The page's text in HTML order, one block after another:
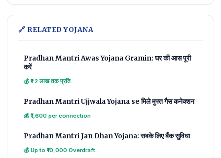
🔗 RELATED YOJANA
Pradhan Mantri Awas Yojana Gramin: घर की आस पूरी
करें
💰 ₹1.2 लाख तक प्रति…
Pradhan Mantri Ujjwala Yojana se मिले मुफ्त गैस कनेक्शन
💰 ₹1,600 per connection
Pradhan Mantri Jan Dhan Yojana: सबके लिए बैंक सुविधा
💰 Up to ₹10,000 Overdraft…